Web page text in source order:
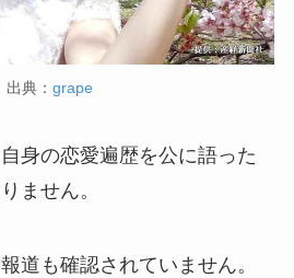
出典： grape
身の恋愛遍歴を公に語った
ません。
道も確認されていません。